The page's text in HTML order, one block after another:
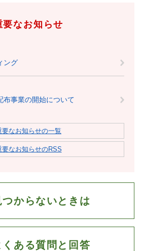
要なお知らせ
ング
布事業の開始について
要なお知らせの一覧
要なお知らせのRSS
つからないときは
くある質問と回答